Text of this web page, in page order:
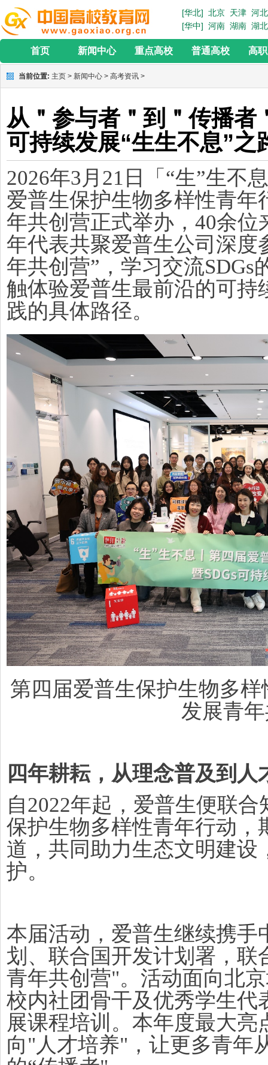
[华北] 北京 天津 河北
[华中] 河南 湖南 湖北
首页 新闻中心 重点高校 普通高校 高
当前位置: 主页 > 新闻中心 > 高考资讯 >
从＂参与者＂到＂传播者
可持续发展“生生不息”之
2026年3月21日「“生”生
爱普生保护生物多样性青年
年共创营正式举办，40余
年代表共聚爱普生公司深度
年共创营”，学习交流SDGs
触体验爱普生最前沿的可持
践的具体路径。
第四届爱普生保护生物多
发展青
四年耕耘，从理念普及到人
自2022年起，爱普生便联
保护生物多样性青年行动，
道，共同助力生态文明建设
护。
本届活动，爱普生继续携手
划、联合国开发计划署，联
青年共创营"。活动面向北
校内社团骨干及优秀学生代
展课程培训。本年度最大
向"人才培养"，让更多青年